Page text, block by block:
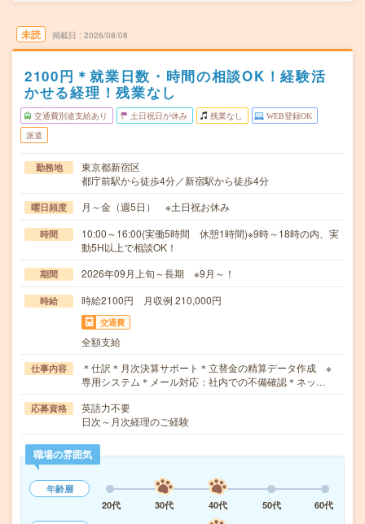
未読 掲載日 2026/08/08
2100円＊就業日数・時間の相談OK！経験活
かせる経理！残業なし
交通費別途支給あり 土日祝日が休み 残業なし WEB登録OK
派遣
勤務地
東京都新宿区
都庁前駅から徒歩4分／新宿駅から徒歩4分
曜日頻度 月～金（週5日） ※土日祝お休み
時間
10:00～16:00(実働5時間 休憩1時間)※9時～18時の内、実
動5H以上で相談OK！
期間 2026年09月上旬～長期 ※9月～！
時給 時給2100円 月収例 210,000円
交通費
全額支給
仕事内容
＊仕訳＊月次決算サポート＊立替金の精算データ作成 ※
専用システム＊メール対応：社内での不備確認＊ネッ…
応募資格
英語力不要
日次～月次経理のご経験
職場の雰囲気
年齢層
20代
30代 40代 50代
60代